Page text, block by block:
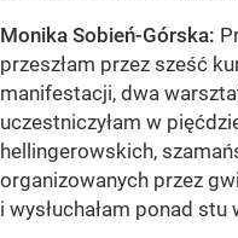
Monika Sobień-Górska:
przeszłam przez sześć
manifestacji, dwa
uczestniczyłam w
hellingerowskich,
organizowanych przez
i wysłuchałam ponad stu